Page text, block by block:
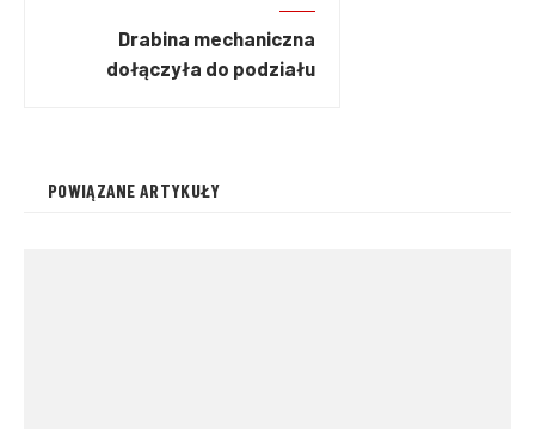
Drabina mechaniczna
dołączyła do podziału
POWIĄZANE ARTYKUŁY